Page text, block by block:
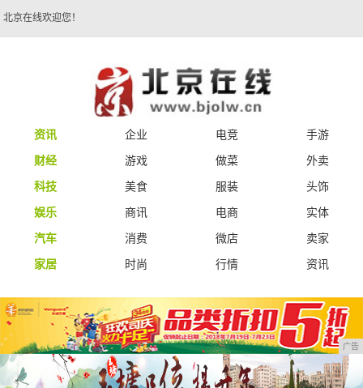
北京在线欢迎您！
资讯 企业 电竞
手游
财经
游戏 做菜
外卖
科技
美食 服装
头饰
娱乐
商讯 电商
实体
汽车
消费 微店
卖家
家居
时尚 行情 资讯
广告